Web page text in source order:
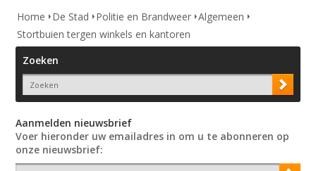
Home
De Stad Politie en Brandweer Algemeen
Stortbuien tergen winkels en kantoren
Zoeken
Aanmelden nieuwsbrief
Voer hieronder uw emailadres in om u te abonneren op
onze nieuwsbrief: